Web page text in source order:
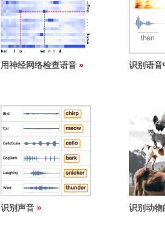
用神经网络检查语音 识别语音
识别声音 识别动物